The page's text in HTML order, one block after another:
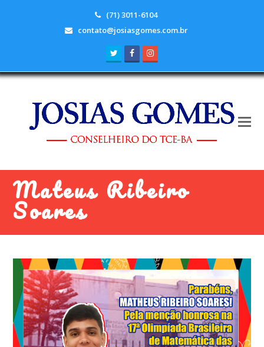
(71) 3011-6104
contato@josiasgomes.com.br
TwitterFacebook
Mateus Ribeiro
Soares